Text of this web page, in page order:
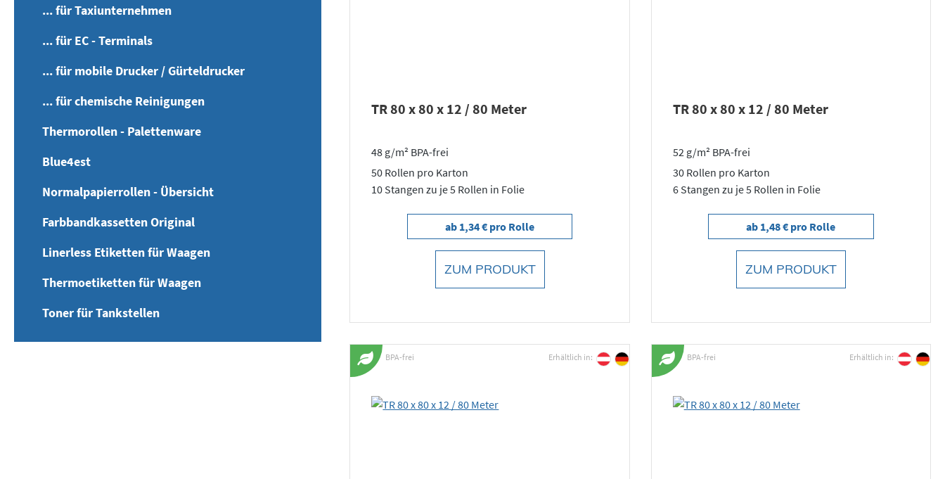
... für Taxiunternehmen
... für EC - Terminals
... für mobile Drucker / Gürteldrucker
... für chemische Reinigungen
Thermorollen - Palettenware
Blue4est
Normalpapierrollen - Übersicht
Farbbandkassetten Original
Linerless Etiketten für Waagen
Thermoetiketten für Waagen
Toner für Tankstellen
TR 80 x 80 x 12 / 80 Meter
48 g/m² BPA-frei
50 Rollen pro Karton
10 Stangen zu je 5 Rollen in Folie
ab 1,34 € pro Rolle
ZUM PRODUKT
TR 80 x 80 x 12 / 80 Meter
52 g/m² BPA-frei
30 Rollen pro Karton
6 Stangen zu je 5 Rollen in Folie
ab 1,48 € pro Rolle
ZUM PRODUKT
BPA-frei Erhältlich in: BPA-frei Erhältlich in: